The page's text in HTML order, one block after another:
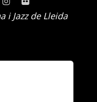
i Jazz de Lleida